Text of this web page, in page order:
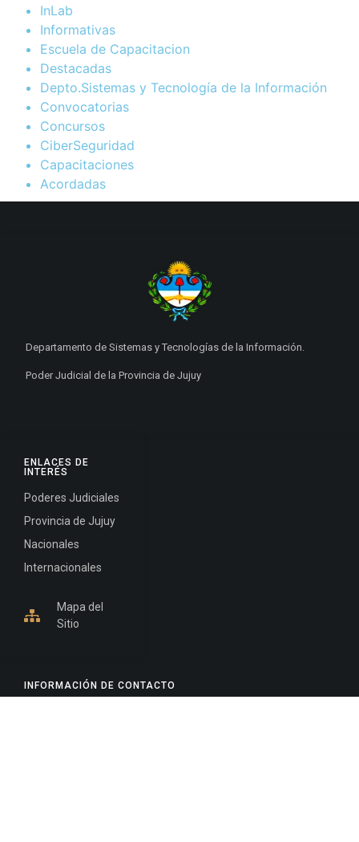
InLab
Informativas
Escuela de Capacitacion
Destacadas
Depto.Sistemas y Tecnología de la Información
Convocatorias
Concursos
CiberSeguridad
Capacitaciones
Acordadas
INFORMACIÓN DE CONTACTO
ENLACES DE
INTERÉS
Poderes Judiciales
Provincia de Jujuy
Nacionales
Internacionales
Mapa del
Sitio
Departamento de Sistemas y Tecnologías de la Información.
Poder Judicial de la Provincia de Jujuy